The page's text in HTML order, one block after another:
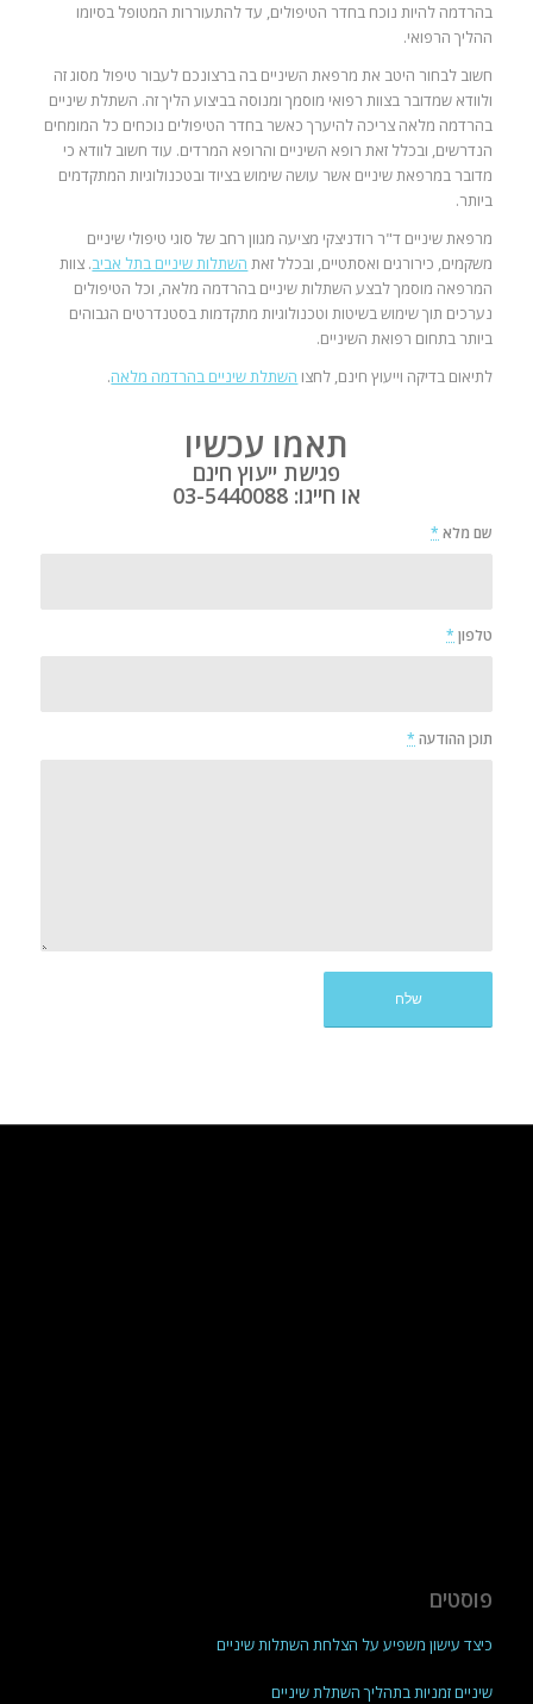
בהרדמה להיות נוכח בחדר הטיפולים, עד להתעוררות המטופל בסיומו
ההליך הרפואי.
חשוב לבחור היטב את מרפאת השיניים בה ברצונכם לעבור טיפול מסוג זה
ולוודא שמדובר בצוות רפואי מוסמך ומנוסה בביצוע הליך זה. השתלת שיניים
בהרדמה מלאה צריכה להיערך כאשר בחדר הטיפולים נוכחים כל המומחים
הנדרשים, ובכלל זאת רופא השיניים והרופא המרדים. עוד חשוב לוודא כי
מדובר במרפאת שיניים אשר עושה שימוש בציוד ובטכנולוגיות המתקדמים
ביותר.
מרפאת שיניים ד"ר רודניצקי מציעה מגוון רחב של סוגי טיפולי שיניים
משקמים, כירורגים ואסתטיים, ובכלל זאת השתלות שיניים בתל אביב. צוות
המרפאה מוסמך לבצע השתלות שיניים בהרדמה מלאה, וכל הטיפולים
נערכים תוך שימוש בשיטות וטכנולוגיות מתקדמות בסטנדרטים הגבוהים
ביותר בתחום רפואת השיניים.
לתיאום בדיקה וייעוץ חינם, לחצו השתלת שיניים בהרדמה מלאה.
תאמו עכשיו
פגישת ייעוץ חינם
או חייגו: 03-5440088
שם מלא *
טלפון *
תוכן ההודעה *
פוסטים
כיצד עישון משפיע על הצלחת השתלות שיניים
שיניים זמניות בתהליך השתלת שיניים